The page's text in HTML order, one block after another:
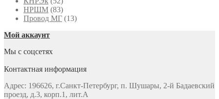
НРШМ (83)
Провод МГ (13)
Мой аккаунт
Мы с соцсетях
Контактная информация
Адрес: 196626, г.Санкт-Петербург, п. Шушары, 2-й Бадаевский
проезд, д.3, корп.1, лит.А